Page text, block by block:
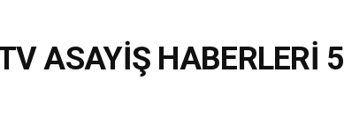
ASAYİŞ HABERLERİ 5